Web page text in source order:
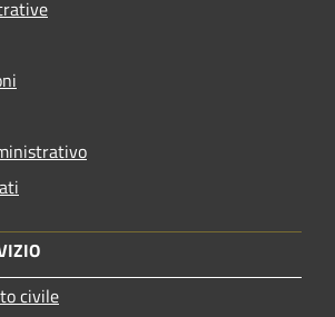
civile